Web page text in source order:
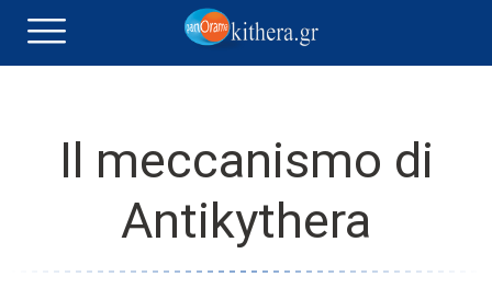
Il meccanismo di
Antikythera